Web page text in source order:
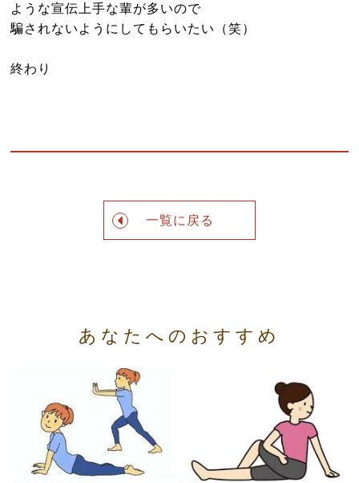
ような宣伝上手な輩が多いので
騙されないようにしてもらいたい（笑）
終わり
一覧に戻る
あなたへのおすすめ